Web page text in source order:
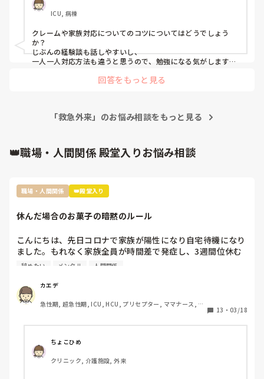
ICU, 病棟
クレームや家族対応についてのコツについてはどうでしょう
か？
じぶんの経験談も話しやすいし、
一人一人対応方法も違うと思うので、勉強になる気がします。
回答をもっと見る
「救急外来」のお悩み相談をもっと見る
👑職場・人間関係 殿堂入りお悩み相談
職場・人間関係 👑殿堂入り
休んだ場合のお菓子の暗黙のルール
こんにちは、先日コロナで家族が陽性になり自宅待機になり
ました。もれなく家族全員が時間差で発症し、3週間位休む
ことになりました。
菓子を4袋くらい買って行ったんですが…
裏であんなに迷惑かけたのにファミリーパックって馬鹿にさ
れてるよねとお局がクラークさんに言ってたんですよね。
いな感じ、やむを得ない理由での突発的な休みではファミリ
ーパックとかみんなで食べれるお菓子を買ってくるみたいな
暗黙のルールがありました。
転職して初めての何日も休む休みだし、他の方もコストコの
辞めたい メンタル 人間関係
カエデ
急性期, 超急性期, ICU, HCU, プリセプター, ママナース, リ
13 ・ 03/18
ちょこひめ
クリニック, 介護施設, 外来